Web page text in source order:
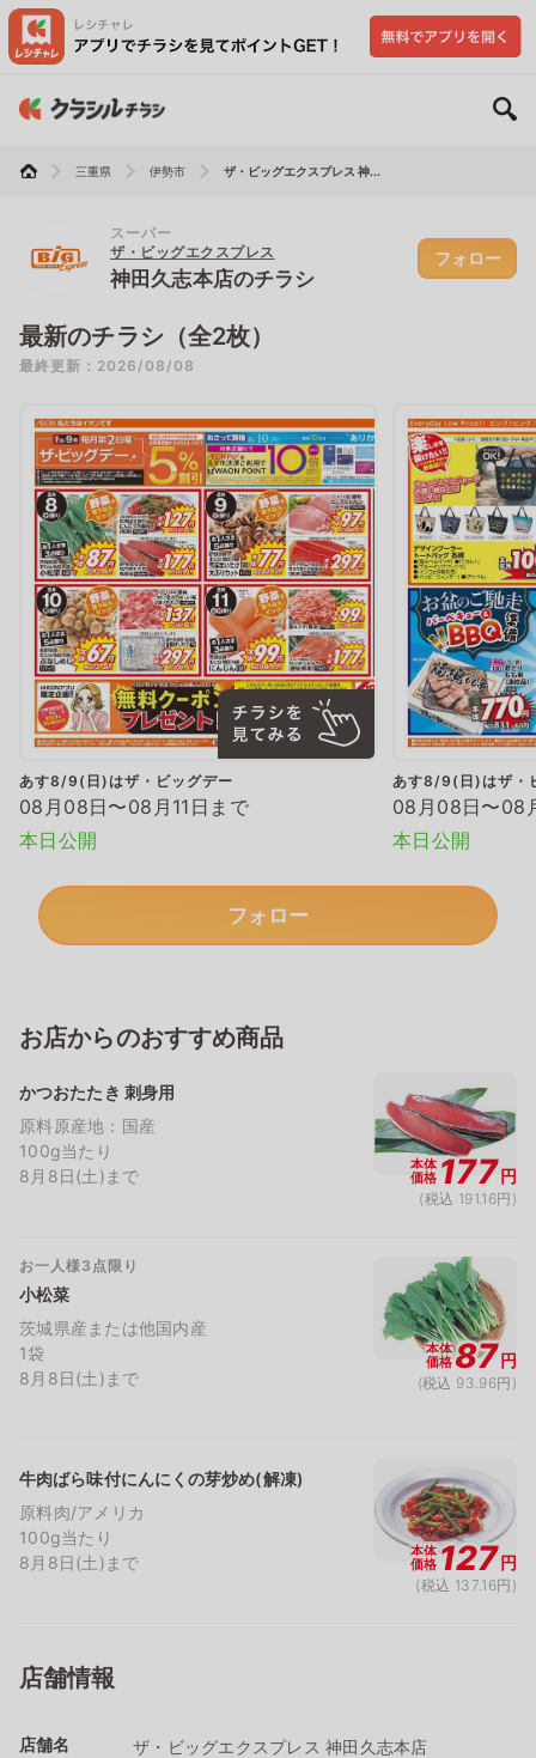
三重県 伊勢市 ザ・ビッグエクスプレス 神...
スーパー
ザ・ビッグエクスプレス
神田久志本店のチラシ
フォロー
最新のチラシ（全2枚）
最終更新：2026/08/08
あす8/9(日)はザ・ビッグデー
08月08日〜08月11日まで
本日公開
あす8/9(日)はザ・
08月08日〜08
本日公開
フォロー
お店からのおすすめ商品
かつおたたき 刺身用
原料原産地：国産
100g当たり
8月8日(土)まで
本体
価格 177円
(税込 191.16円)
お一人様3点限り
小松菜
茨城県産または他国内産
1袋
8月8日(土)まで
本体
価格87円
(税込 93.96円)
牛肉ばら味付にんにくの芽炒め(解凍)
原料肉/アメリカ
100g当たり
8月8日(土)まで
本体
価格127円
(税込 137.16円)
店舗情報
店舗名 ザ・ビッグエクスプレス 神田久志本店